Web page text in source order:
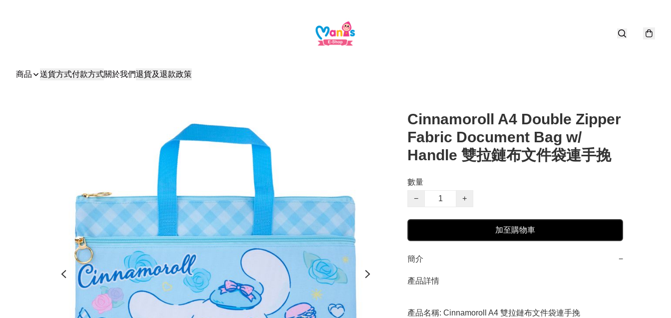
商品 送貨方式付款方式關於我們退貨及退款政策
Cinnamoroll A4 Double Zipper
Fabric Document Bag w/
Handle 雙拉鏈布文件袋連手挽
數量
−
+
加至購物車
簡介 −
產品詳情
產品名稱: Cinnamoroll A4 雙拉鏈布文件袋連手挽